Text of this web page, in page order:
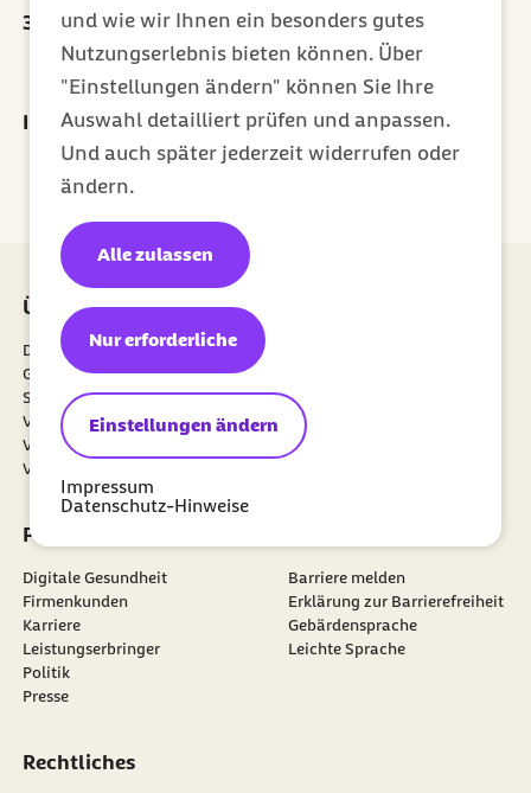
und wie wir Ihnen ein besonders gutes
Nutzungserlebnis bieten können. Über
"Einstellungen ändern" können Sie Ihre
Auswahl detailliert prüfen und anpassen.
Und auch später jederzeit widerrufen oder
ändern.
Einstellungen ändern
Nur erforderliche
Alle zulassen
Impressum
Datenschutz-Hinweise
30 Euro Prämie für jede erfolgreiche Empfehlung
Ihr Newsletter für ein gesünderes Leben
Jetzt abonnieren
Über uns
Die Barmer
Gesundheitsdatennutzung
Satzung
Verantwortung
Verwaltungsrat
Vorstand
Newsletter
externer Link:
Weiterempfehlen
Vertriebspartner
Portale
Digitale Gesundheit
Firmenkunden
Karriere
Leistungserbringer
Politik
Presse
Barriere melden
Erklärung zur Barrierefreiheit
Gebärdensprache
Leichte Sprache
Rechtliches